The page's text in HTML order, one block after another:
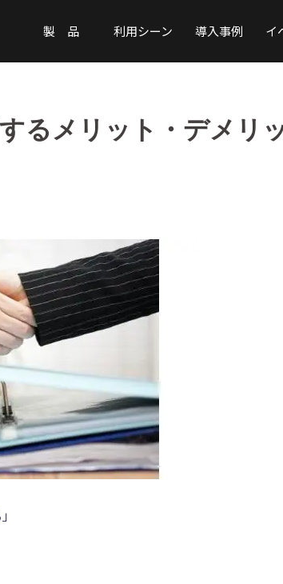
製 品 利用シーン 導入事例 イ
るメリット・デメリ